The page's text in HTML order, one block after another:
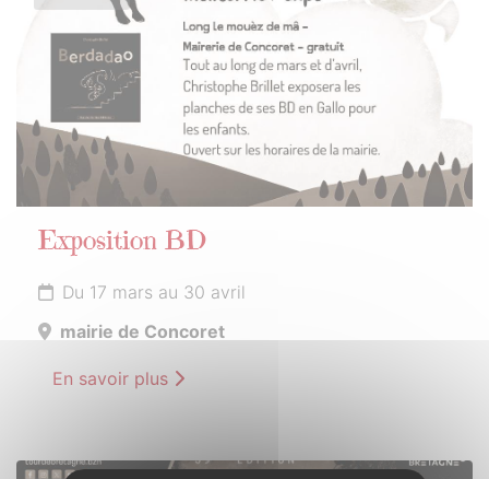
Exposition BD
Du 17 mars au 30 avril
mairie de Concoret
En savoir plus